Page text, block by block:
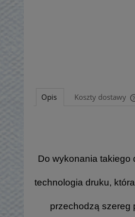
Opis Koszty dostawy
Do wykonania takiego
technologia druku,
przechodzą szereg